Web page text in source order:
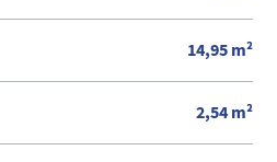
14,95 m²
2,54 m²